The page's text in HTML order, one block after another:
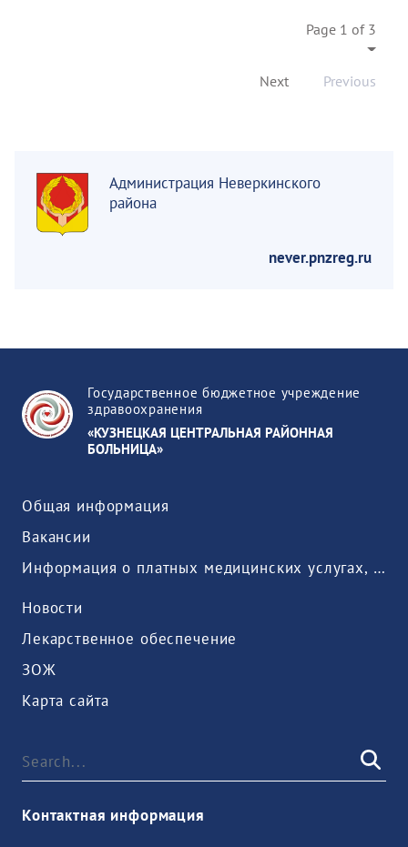
Page 1 of 3
Previous
Next
Администрация Неверкинского
района
never.pnzreg.ru
Государственное бюджетное учреждение
здравоохранения
«КУЗНЕЦКАЯ ЦЕНТРАЛЬНАЯ РАЙОННАЯ
БОЛЬНИЦА»
Общая информация
Вакансии
Информация о платных медицинских услугах, предоставляемых медицинской организацией
Новости
Лекарственное обеспечение
ЗОЖ
Карта сайта
Контактная информация